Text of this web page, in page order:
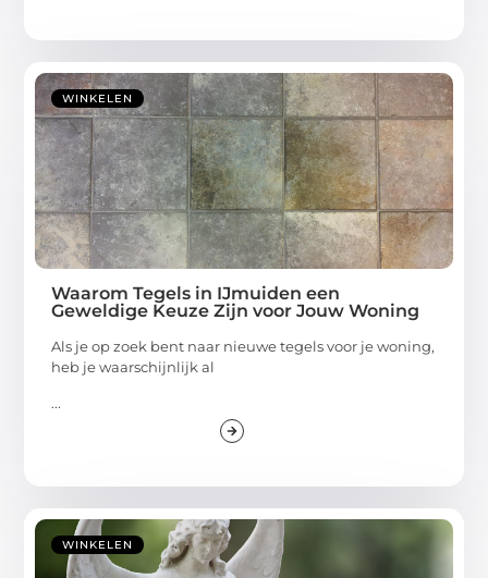
WINKELEN
Waarom Tegels in IJmuiden een
Geweldige Keuze Zijn voor Jouw Woning
Als je op zoek bent naar nieuwe tegels voor je woning,
heb je waarschijnlijk al
...
WINKELEN